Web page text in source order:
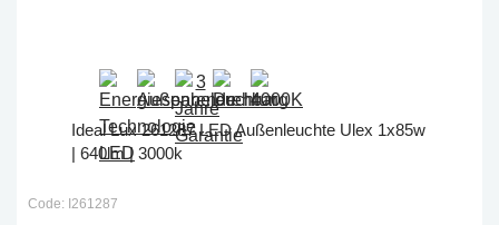
Ideal Lux 261287 LED Außenleuchte Ulex 1x85w
| 640lm | 3000k
Code: I261287